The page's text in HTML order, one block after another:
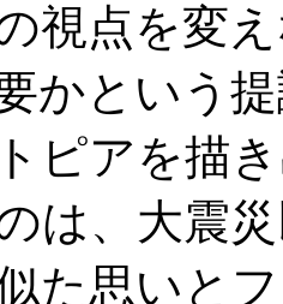
視点を変
かという
ピアを描
は、大震
た思いと